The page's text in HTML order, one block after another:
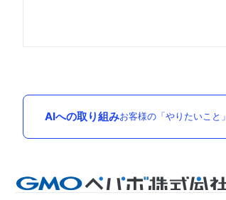
AIへの取り組みお客様の「やりたいこと